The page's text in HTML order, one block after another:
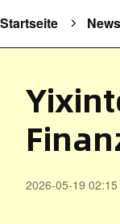
Startseite
2026-05-19 02:15